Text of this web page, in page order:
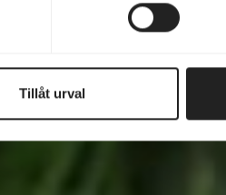
Tillåt urval